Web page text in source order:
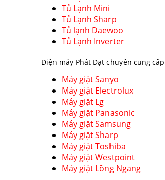
Tủ Lạnh Mini
Tủ Lạnh Sharp
Tủ lạnh Daewoo
Tủ Lạnh Inverter
Điện máy Phát Đạt chuyên cung
Máy giặt Sanyo
Máy giặt Electrolux
Máy giặt Lg
Máy giặt Panasonic
Máy giặt Samsung
Máy giặt Sharp
Máy giặt Toshiba
Máy giặt Westpoint
Máy giặt Lồng Ngang